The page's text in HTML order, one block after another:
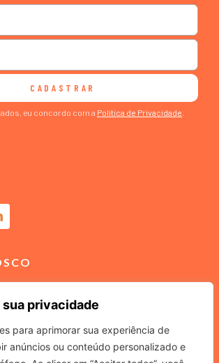
privacidade
para aprimorar sua experiência de
anúncios ou conteúdo personalizado e
CADASTRAR
eu concordo com a Política de Privacidade
contato@m2comunicacao.com.br